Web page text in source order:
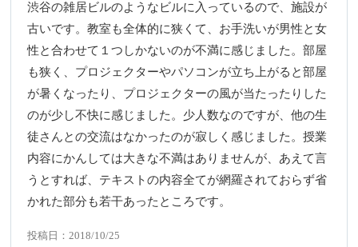
渋谷の雑居ビルのようなビルに入っているので、施設が
古いです。教室も全体的に狭くて、お手洗いが男性と女
性と合わせて１つしかないのが不満に感じました。部屋
も狭く、プロジェクターやパソコンが立ち上がると部屋
が暑くなったり、プロジェクターの風が当たったりした
のが少し不快に感じました。少人数なのですが、他の生
徒さんとの交流はなかったのが寂しく感じました。授業
内容にかんしては大きな不満はありませんが、あえて言
うとすれば、テキストの内容全てが網羅されておらず省
かれた部分も若干あったところです。
投稿日：2018/10/25